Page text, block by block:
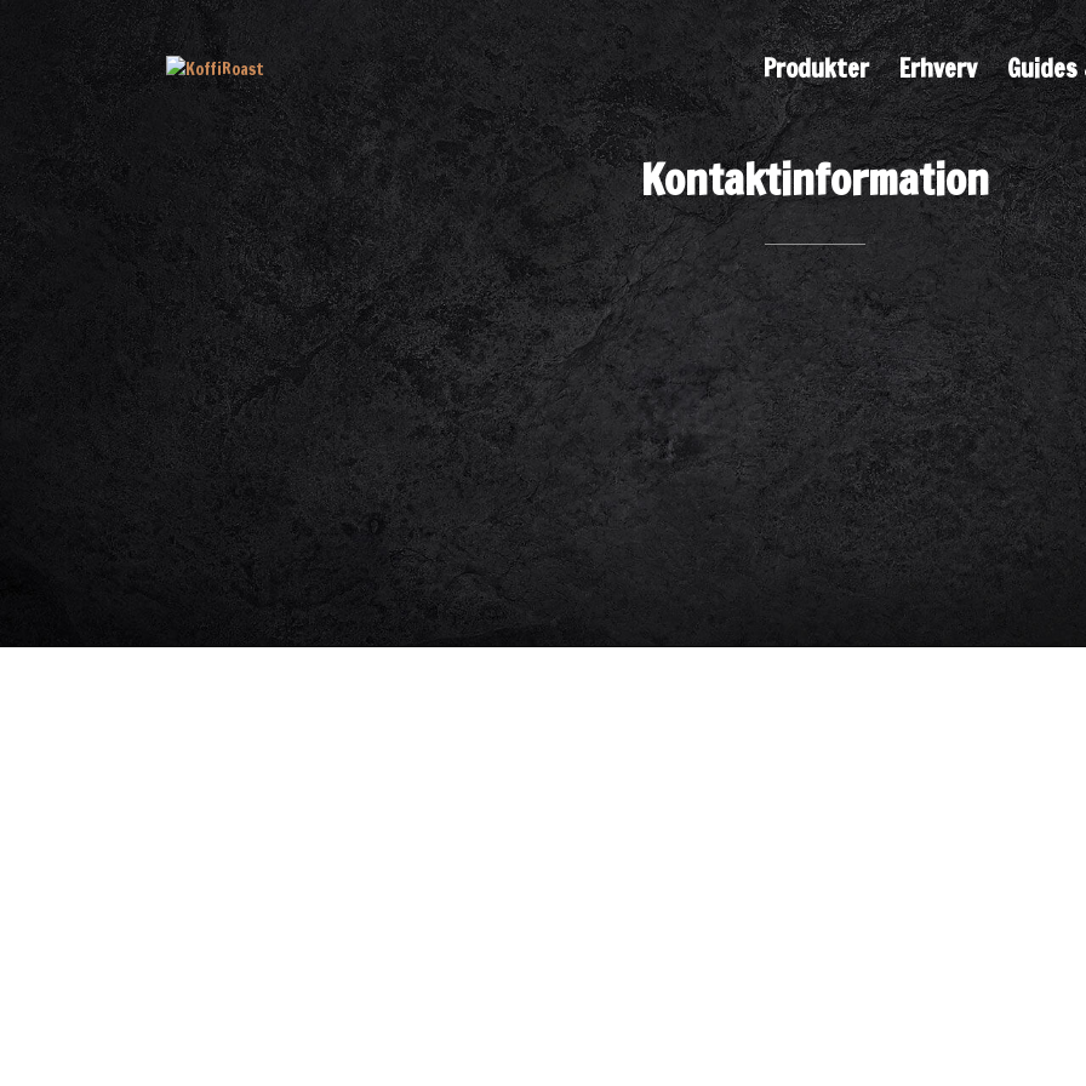
Produkter Erhverv
Kontaktinformation
TELEFON:(+45) 20 36 26 10 E-MAIL:
Handelsbetingelser og privatlivspolitik
Copyright © 2026 KoffiRoast - CVR: 44574861. Udviklet af BEST OF Online.dk.